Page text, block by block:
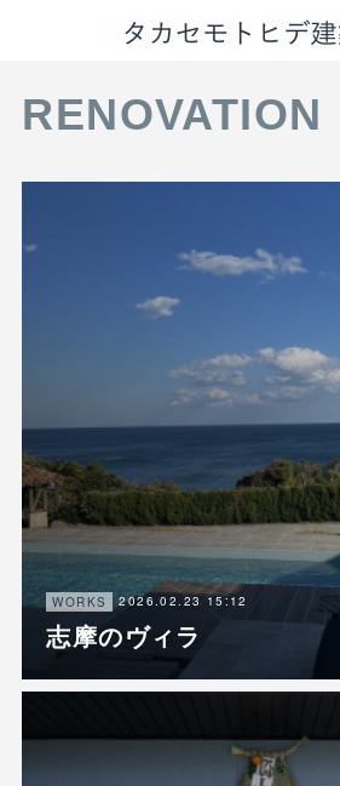
RENOVATION
WORKS 2026.02.23 15:12
志摩のヴィラ